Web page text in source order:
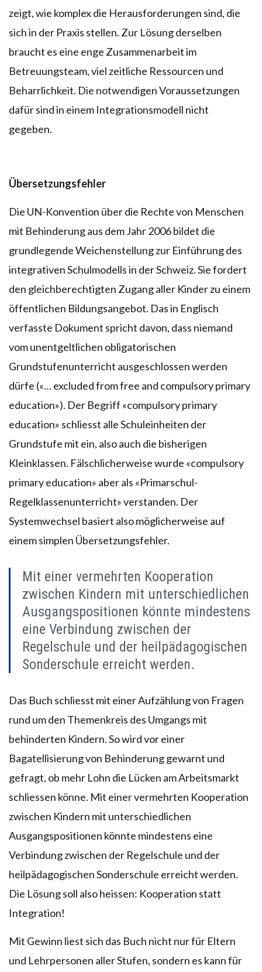
zeigt, wie komplex die Herausforderungen sind, die
sich in der Praxis stellen. Zur Lösung derselben
braucht es eine enge Zusammenarbeit im
Betreuungsteam, viel zeitliche Ressourcen und
Beharrlichkeit. Die notwendigen Voraussetzungen
dafür sind in einem Integrationsmodell nicht
gegeben.
Übersetzungsfehler
Die UN-Konvention über die Rechte von Menschen
mit Behinderung aus dem Jahr 2006 bildet die
grundlegende Weichenstellung zur Einführung des
integrativen Schulmodells in der Schweiz. Sie fordert
den gleichberechtigten Zugang aller Kinder zu einem
öffentlichen Bildungsangebot. Das in Englisch
verfasste Dokument spricht davon, dass niemand
vom unentgeltlichen obligatorischen
Grundstufenunterricht ausgeschlossen werden
dürfe («… excluded from free and compulsory primary
education»). Der Begriff «compulsory primary
education» schliesst alle Schuleinheiten der
Grundstufe mit ein, also auch die bisherigen
Kleinklassen. Fälschlicherweise wurde «compulsory
primary education» aber als «Primarschul-
Regelklassenunterricht» verstanden. Der
Systemwechsel basiert also möglicherweise auf
einem simplen Übersetzungsfehler.
Mit einer vermehrten Kooperation
zwischen Kindern mit unterschiedlichen
Ausgangspositionen könnte mindestens
eine Verbindung zwischen der
Regelschule und der heilpädagogischen
Sonderschule erreicht werden.
Das Buch schliesst mit einer Aufzählung von Fragen
rund um den Themenkreis des Umgangs mit
behinderten Kindern. So wird vor einer
Bagatellisierung von Behinderung gewarnt und
gefragt, ob mehr Lohn die Lücken am Arbeitsmarkt
schliessen könne. Mit einer vermehrten Kooperation
zwischen Kindern mit unterschiedlichen
Ausgangspositionen könnte mindestens eine
Verbindung zwischen der Regelschule und der
heilpädagogischen Sonderschule erreicht werden.
Die Lösung soll also heissen: Kooperation statt
Integration!
Mit Gewinn liest sich das Buch nicht nur für Eltern
und Lehrpersonen aller Stufen, sondern es kann für